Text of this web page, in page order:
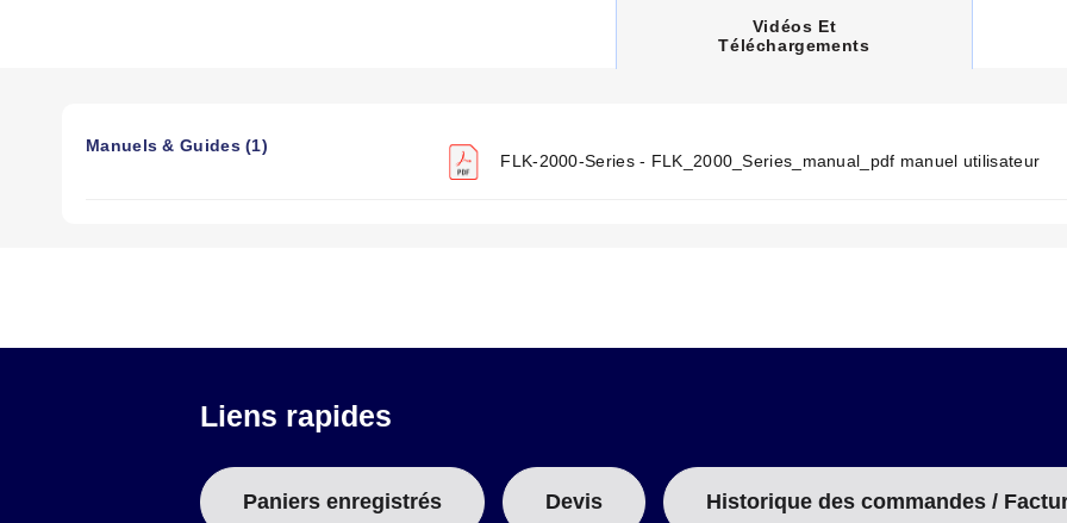
C
U
T
Vidéos Et
Téléchargements
Manuels & Guides (1)
FLK-2000-Series - FLK_2000_Series_manual_pdf manuel utilisateur
Liens rapides
Paniers enregistrés Devis Historique des commandes /